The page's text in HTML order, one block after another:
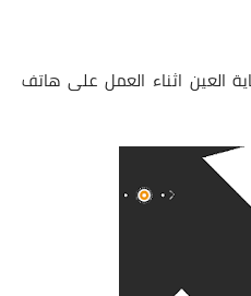
العين اثناء العمل على هاتف